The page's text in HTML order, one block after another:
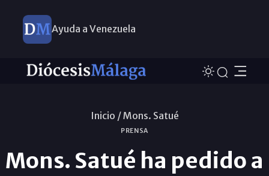
Ayuda a Venezuela
Inicio /Mons. Satué
PRENSA
Mons. Satué ha pedido a